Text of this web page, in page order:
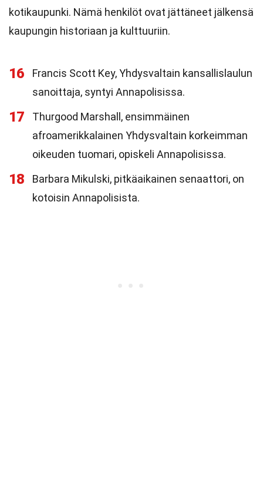
kotikaupunki. Nämä henkilöt ovat jättäneet jälkensä
kaupungin historiaan ja kulttuuriin.
16
Francis Scott Key, Yhdysvaltain kansallislaulun
sanoittaja, syntyi Annapolisissa.
17
Thurgood Marshall, ensimmäinen
afroamerikkalainen Yhdysvaltain korkeimman
oikeuden tuomari, opiskeli Annapolisissa.
18
Barbara Mikulski, pitkäaikainen senaattori, on
kotoisin Annapolisista.